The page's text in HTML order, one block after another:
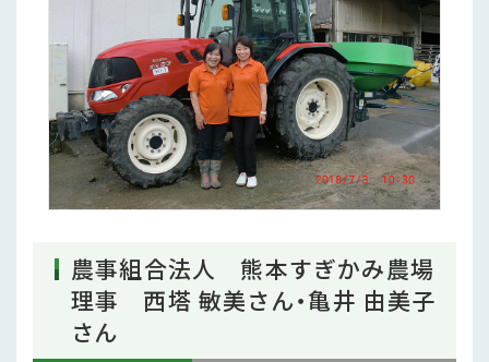
農事組合法人 熊本すぎかみ農場
理事 西塔 敏美さん・亀井 由美子
さん